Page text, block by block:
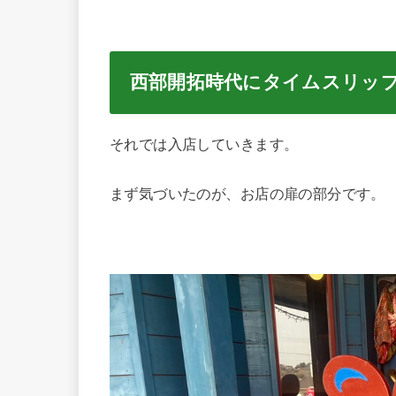
西部開拓時代にタイムスリッ
それでは入店していきます。
まず気づいたのが、お店の扉の部分です。